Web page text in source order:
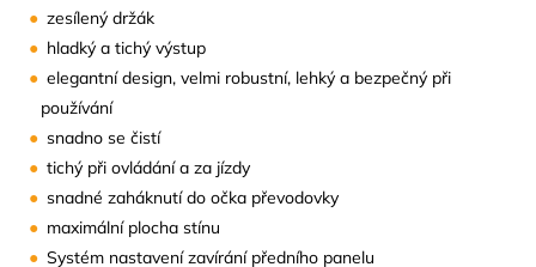
zesílený držák
hladký a tichý výstup
elegantní design, velmi robustní, lehký a bezpečný při
používání
snadno se čistí
tichý při ovládání a za jízdy
snadné zaháknutí do očka převodovky
maximální plocha stínu
Systém nastavení zavírání předního panelu